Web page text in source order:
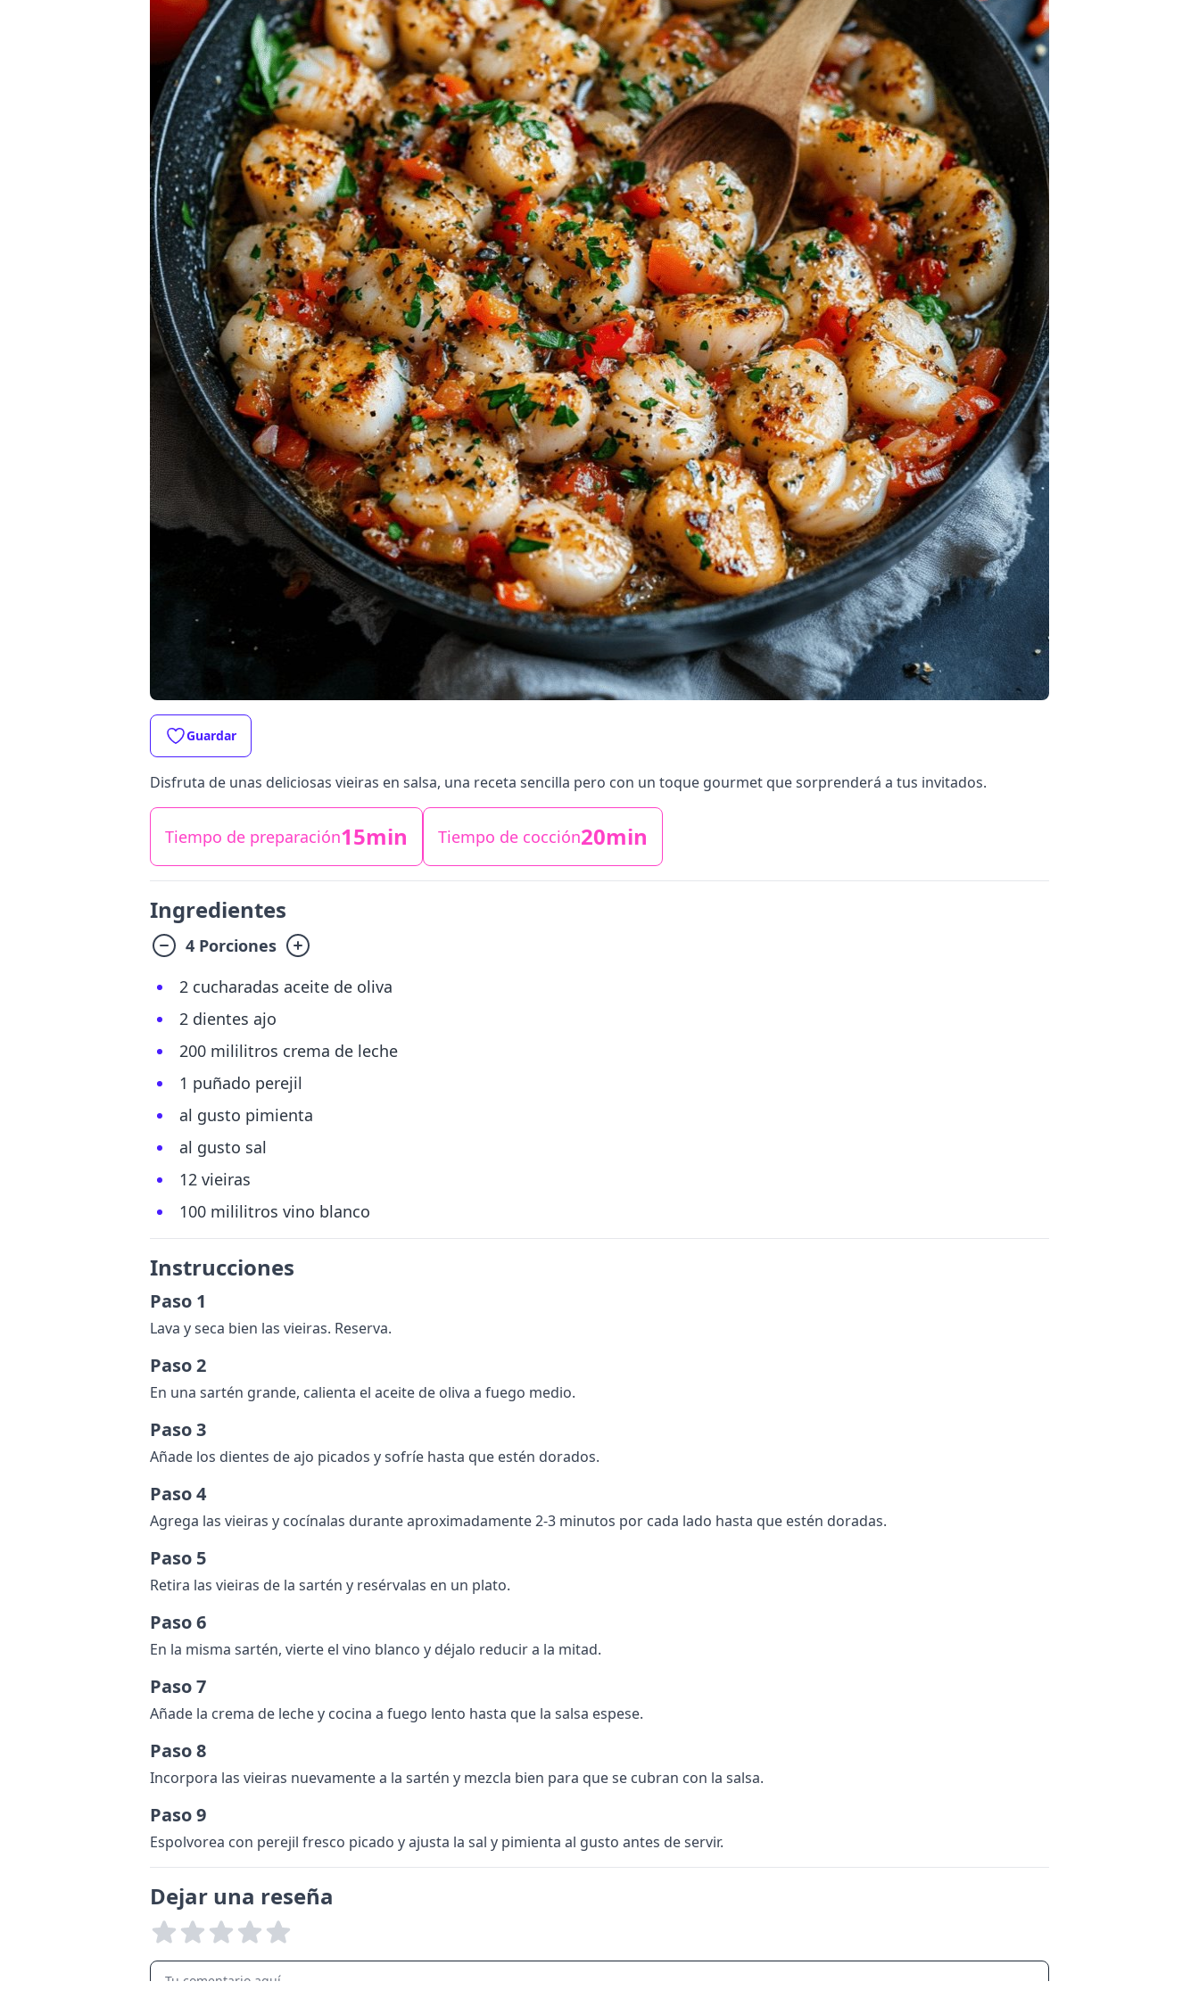
Guardar
Disfruta de unas deliciosas vieiras en salsa, una receta sencilla pero con un toque gourmet que sorprenderá a tus invitados.
Tiempo de preparación15min Tiempo de cocción20min
Ingredientes
4 Porciones
2 cucharadas aceite de oliva
2 dientes ajo
200 mililitros crema de leche
1 puñado perejil
al gusto pimienta
al gusto sal
12 vieiras
100 mililitros vino blanco
Instrucciones
Paso 1
Lava y seca bien las vieiras. Reserva.
Paso 2
En una sartén grande, calienta el aceite de oliva a fuego medio.
Paso 3
Añade los dientes de ajo picados y sofríe hasta que estén dorados.
Paso 4
Agrega las vieiras y cocínalas durante aproximadamente 2-3 minutos por cada lado hasta que estén doradas.
Paso 5
Retira las vieiras de la sartén y resérvalas en un plato.
Paso 6
En la misma sartén, vierte el vino blanco y déjalo reducir a la mitad.
Paso 7
Añade la crema de leche y cocina a fuego lento hasta que la salsa espese.
Paso 8
Incorpora las vieiras nuevamente a la sartén y mezcla bien para que se cubran con la salsa.
Paso 9
Espolvorea con perejil fresco picado y ajusta la sal y pimienta al gusto antes de servir.
Dejar una reseña